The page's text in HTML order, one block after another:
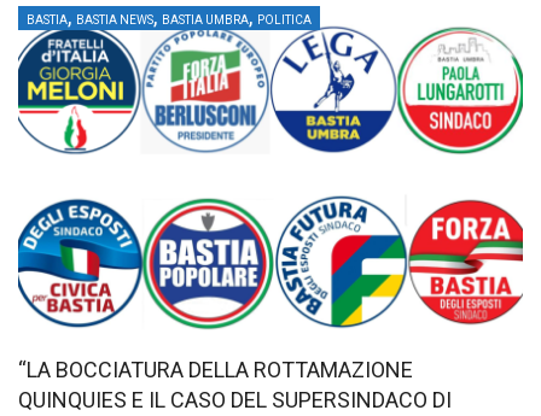
BASTIA, BASTIA NEWS, BASTIA UMBRA, POLITICA
“LA BOCCIATURA DELLA ROTTAMAZIONE
QUINQUIES E IL CASO DEL SUPERSINDACO DI